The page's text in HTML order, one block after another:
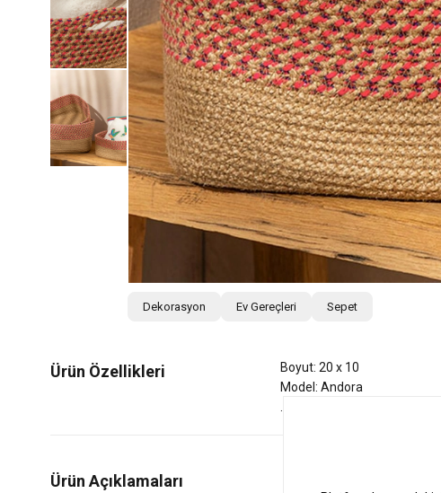
Dekorasyon Ev Gereçleri Sepet
Ürün Özellikleri
Boyut: 20 x 10
Model: Andora
Ürün Açıklamaları